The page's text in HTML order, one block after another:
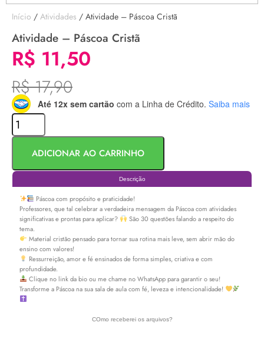
Início / Atividades / Atividade – Páscoa Cristã
Atividade – Páscoa Cristã
R$ 11,50
R$17,90
Até 12x sem cartão com a Linha de Crédito. Saiba mais
ADICIONAR AO CARRINHO
Descrição
COmo receberei os arquivos?
Páscoa com propósito e praticidade!
Professores, que tal celebrar a verdadeira mensagem da Páscoa com atividades
significativas e prontas para aplicar?
São 30 questões falando a respeito do
tema.
Material cristão pensado para tornar sua rotina mais leve, sem abrir mão do
ensino com valores!
Ressurreição, amor e fé ensinados de forma simples, criativa e com
profundidade.
Clique no link da bio ou me chame no WhatsApp para garantir o seu!
Transforme a Páscoa na sua sala de aula com fé, leveza e intencionalidade!